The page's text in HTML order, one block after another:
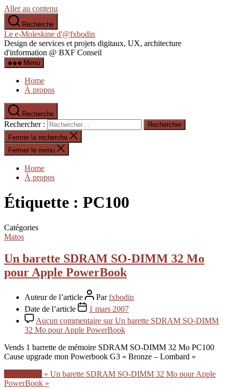
Aller au contenu
Recherche
Le e-Moleskine d'@fxbodin
Design de services et projets digitaux, UX, architecture
d'information @ BXF Conseil
Menu
Home
À propos
Recherche
Rechercher :
Fermer la recherche
Fermer le menu
Home
À propos
Étiquette : PC100
Catégories
Matos
Un barette SDRAM SO-DIMM 32 Mo
pour Apple PowerBook
Auteur de l’article Parfxbodin
Date de l’article
1 mars 2007
Aucun commentaire sur Un barette SDRAM SO-DIMM
32 Mo pour Apple PowerBook
Vends 1 barrette de mémoire SDRAM SO-DIMM 32 Mo PC100
Cause upgrade mon Powerbook G3 « Bronze – Lombard »
« Un barette SDRAM SO-DIMM 32 Mo pour Apple
PowerBook »